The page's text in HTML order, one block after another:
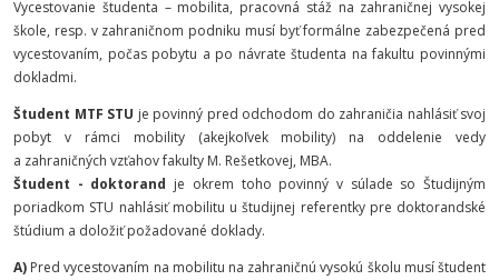
Vycestovanie študenta – mobilita, pracovná stáž na zahraničnej vysokej
škole, resp. v zahraničnom podniku musí byť formálne zabezpečená pred
vycestovaním, počas pobytu a po návrate študenta na fakultu povinnými
dokladmi.
Študent MTF STU je povinný pred odchodom do zahraničia nahlásiť svoj
pobyt v rámci mobility (akejkoľvek mobility) na oddelenie vedy
a zahraničných vzťahov fakulty M. Rešetkovej, MBA.
Študent - doktorand je okrem toho povinný v súlade so Študijným
poriadkom STU nahlásiť mobilitu u študijnej referentky pre doktorandské
štúdium a doložiť požadované doklady.
A) Pred vycestovaním na mobilitu na zahraničnú vysokú školu musí študent